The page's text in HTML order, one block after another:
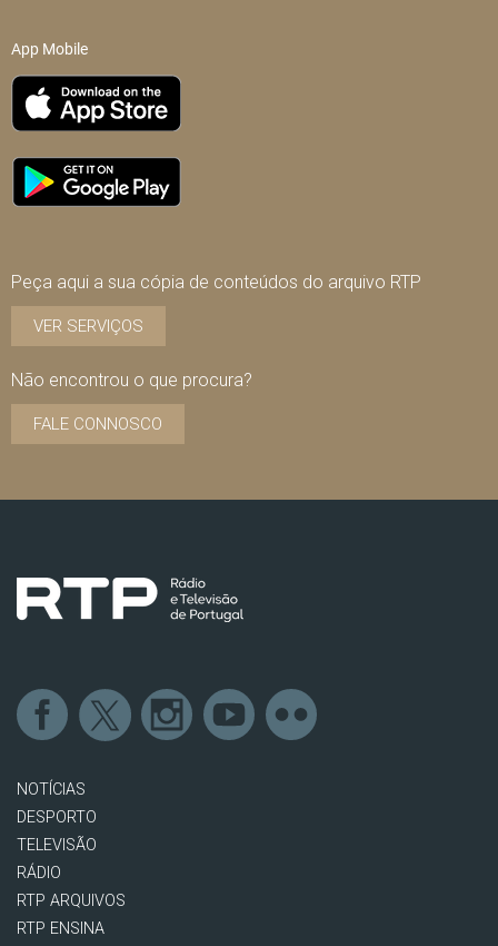
App Mobile
Peça aqui a sua cópia de conteúdos do arquivo RTP
VER SERVIÇOS
Não encontrou o que procura?
FALE CONNOSCO
NOTÍCIAS
DESPORTO
TELEVISÃO
RÁDIO
RTP ARQUIVOS
RTP ENSINA